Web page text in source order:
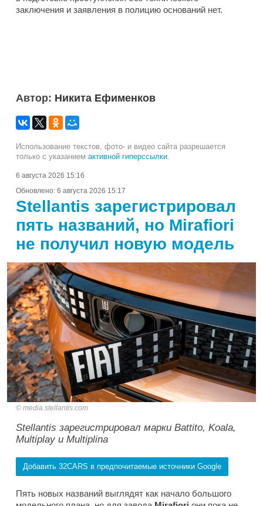
заключения и заявления в полицию оснований нет.
Автор: Никита Ефименков
Использование текстов, фото- и видео сайта разрешается
только с указанием активной гиперссылки
6 августа 2026 15:16
Обновлено: 6 августа 2026 15:17
Stellantis зарегистрировал
пять названий, но Mirafiori
не получил новую модель
media.stellantis.com
Stellantis зарегистрировал марки Battito, Koala,
Multiplay и Multiplina
Добавить 32CARS в предпочитаемые источники Google
Пять новых названий выглядят как начало большого